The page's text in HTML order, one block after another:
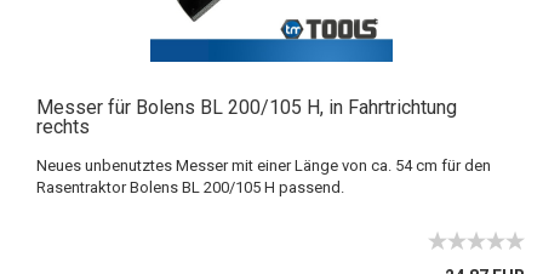
Messer für Bolens BL 200/105 H, in Fahrtrichtung
rechts
Neues unbenutztes Messer mit einer Länge von ca. 54 cm für den
Rasentraktor Bolens BL 200/105 H passend.